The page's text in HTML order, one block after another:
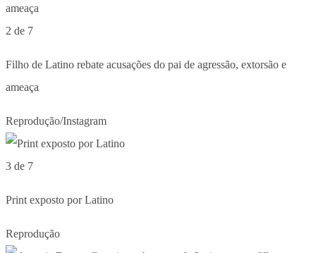
2 de 7
Filho de Latino rebate acusações do pai de agressão, extorsão e
ameaça
Reprodução/Instagram
3 de 7
Print exposto por Latino
Reprodução